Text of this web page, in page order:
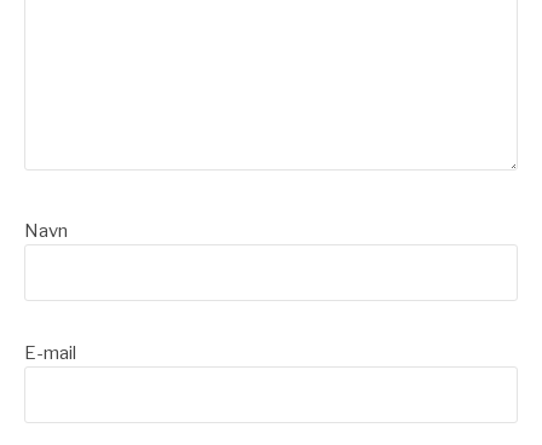
Navn
E-mail